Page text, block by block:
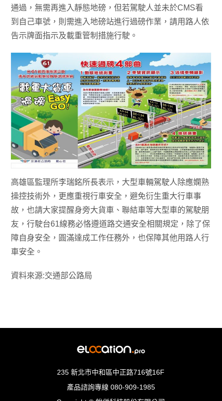
通過，無需再進入靜態地磅，但若駕駛人並未於CMS看
到自己車號，則需進入地磅站進行過磅作業，請用路人依
告示牌面指示及載重管制措施行駛。
高雄區監理所李瑞銘所長表示，大型車輛駕駛人除應嫻熟
操控技術外，更應重視行車安全，避免衍生重大行車事
故，也請大家提醒身旁大貨車、聯結車等大型車的駕駛朋
友，行駛台61線務必恪遵道路交通安全相關規定，除了保
障自身安全，圓滿達成工作任務外，也保障其他用路人行
車安全。
資料來源:交通部公路局
235 新北市中和區中正路716號16F
產品諮詢專線 080-909-1985